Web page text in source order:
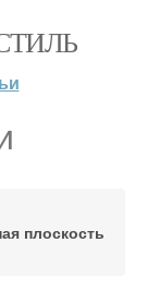
плоскость